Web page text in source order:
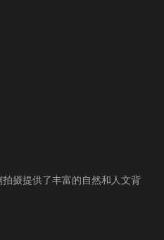
摄提供了丰富的自然和人文背